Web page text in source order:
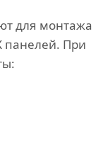
для монтажа
панелей. При